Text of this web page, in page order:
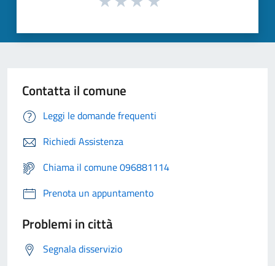
Contatta il comune
Leggi le domande frequenti
Richiedi Assistenza
Chiama il comune 096881114
Prenota un appuntamento
Problemi in città
Segnala disservizio